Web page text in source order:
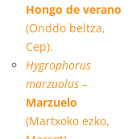
Hongo de verano
(Onddo beltza,
Cep).
Hygrophorus
marzuolus –
Marzuelo
(Martxoko ezko,